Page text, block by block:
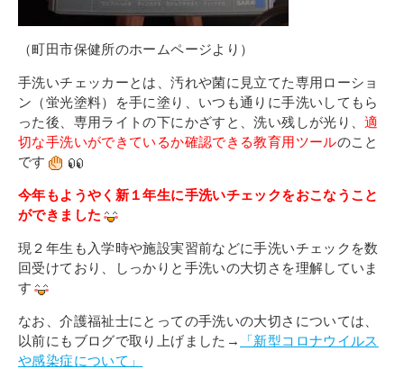
1号館総合受付：〒194-0022 東京都町田市森野1-7-8
TEL：042-729-1026 (平日8時30分〜17時30分)
（町田市保健所のホームページより）
手洗いチェッカーとは、汚れや菌に見立てた専用ローショ
ン（蛍光塗料）を手に塗り、いつも通りに手洗いしてもら
った後、専用ライトの下にかざすと、洗い残しが光り、適
切な手洗いができているか確認できる教育用ツールのこと
です
今年もようやく新１年生に手洗いチェックをおこなうこと
ができました
現２年生も入学時や施設実習前などに手洗いチェックを数
回受けており、しっかりと手洗いの大切さを理解していま
す
なお、介護福祉士にとっての手洗いの大切さについては、
以前にもブログで取り上げました→
「新型コロナウイルス
や感染症について」